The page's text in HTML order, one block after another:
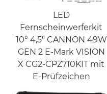
LED
Fernscheinwerferkit
10° 4,5" CANNON 49W
GEN 2 E-Mark VISION
X CG2-CPZ710KIT mit
E-Prüfzeichen